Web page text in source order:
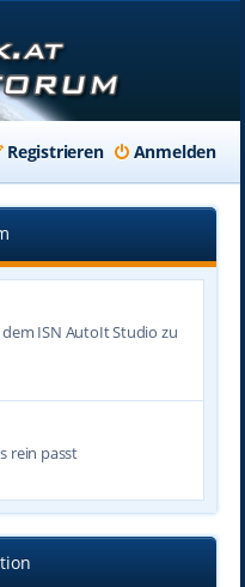
Anmelden
Registrieren
ISN AutoIt Studio zu
rein passt